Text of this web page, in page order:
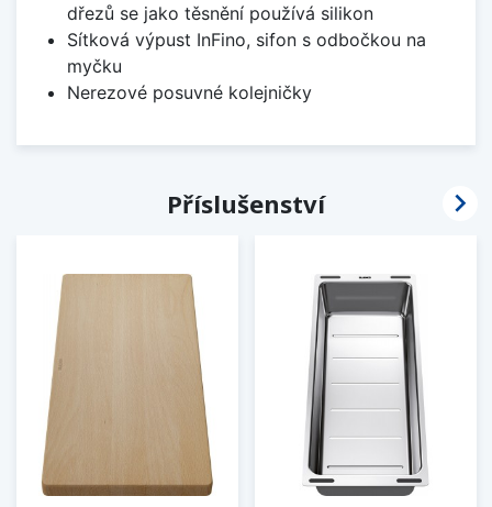
dřezů se jako těsnění používá silikon
Sítková výpust InFino, sifon s odbočkou na
myčku
Nerezové posuvné kolejničky
Příslušenství 